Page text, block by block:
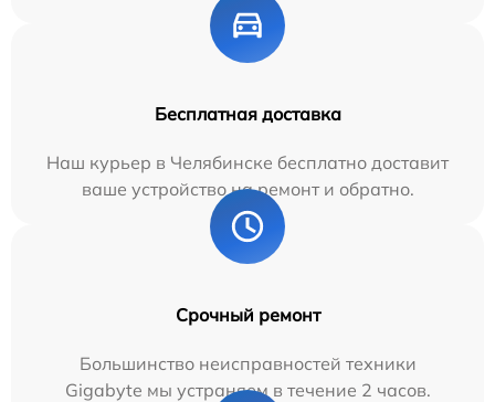
Бесплатная доставка
Наш курьер в Челябинске бесплатно доставит
ваше устройство на ремонт и обратно.
Срочный ремонт
Большинство неисправностей техники
Gigabyte мы устраняем в течение 2 часов.